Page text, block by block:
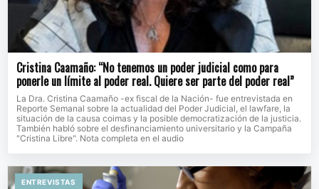
Cristina Caamaño: “No tenemos un poder judicial como para
ponerle un límite al poder real. Quiere ser parte del poder real”
La Dra. Cristina Caamaño -ex fiscal de la Nación- fue entrevistada en
Reporte Semanal sobre la actualidad del Poder Judicial, el lawfare, la
situación de la causa coimas y la posible democratización de la justicia.
También habló sobre el desfinanciamiento universitario y la Campaña
"Cristina Libre". Nota completa en el audio
ENTREVISTAS